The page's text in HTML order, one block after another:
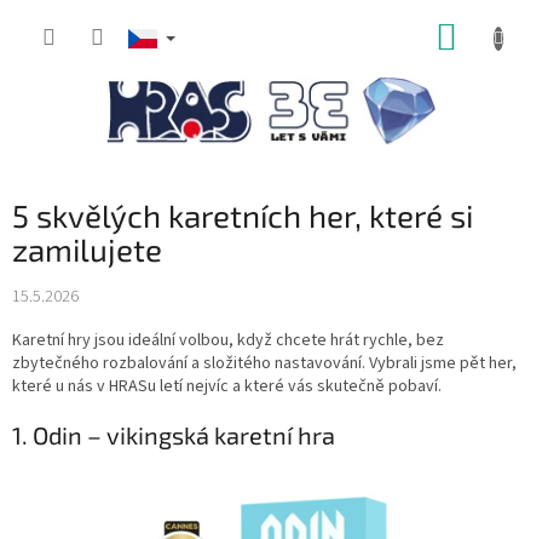
5 skvělých karetních her, které si
zamilujete
15.5.2026
Karetní hry jsou ideální volbou, když chcete hrát rychle, bez
zbytečného rozbalování a složitého nastavování. Vybrali jsme pět her,
které u nás v HRASu letí nejvíc a které vás skutečně pobaví.
1. Odin – vikingská karetní hra